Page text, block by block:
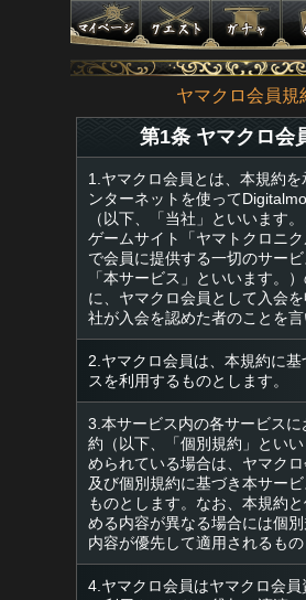
ヤマクロ会員規
第1条 ヤマクロ会
1.ヤマクロ会員とは、本規約を
ンターネットを使って
（以下、「当社」といいます
ゲームサイト「ヤマトクロニ
で会員に提供する一切のサービ
「本サービス」といいます。
に、ヤマクロ会員として入会
社が入会を認めた者のことを言
2.ヤマクロ会員は、本規約に
スを利用するものとします。
3.本サービス内の各サービスに
約（以下、「個別規約」とい
められている場合は、ヤマク
及び個別規約に基づき本サー
ものとします。なお、本規約
める内容が異なる場合には個
内容が優先して適用されるもの
4.ヤマクロ会員はヤマクロ会